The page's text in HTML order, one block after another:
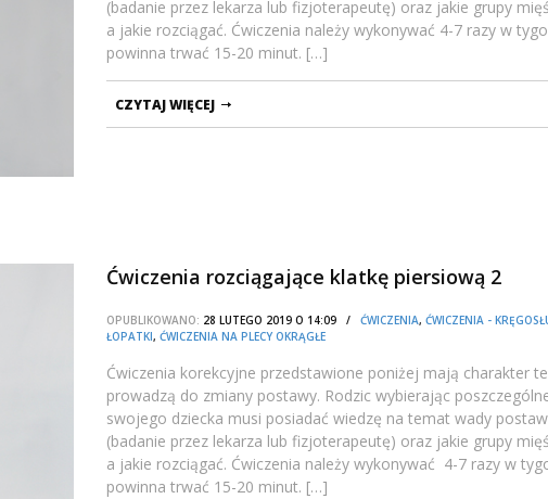
(badanie przez lekarza lub fizjoterapeutę) oraz jakie grupy
a jakie rozciągać. Ćwiczenia należy wykonywać 4-7 razy w
powinna trwać 15-20 minut. […]
CZYTAJ WIĘCEJ
Ćwiczenia rozciągające klatkę piersiową 2
OPUBLIKOWANO: 28 LUTEGO 2019 O 14:09 / ĆWICZENIA, ĆWICZENIA -
ŁOPATKI, ĆWICZENIA NA PLECY OKRĄGŁE
Ćwiczenia korekcyjne przedstawione poniżej mają charakter
prowadzą do zmiany postawy. Rodzic wybierając
swojego dziecka musi posiadać wiedzę na temat wady
(badanie przez lekarza lub fizjoterapeutę) oraz jakie grupy
a jakie rozciągać. Ćwiczenia należy wykonywać 4-7 razy w
powinna trwać 15-20 minut. […]